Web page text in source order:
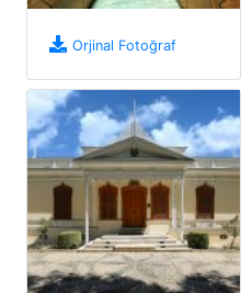
Orjinal Fotoğraf